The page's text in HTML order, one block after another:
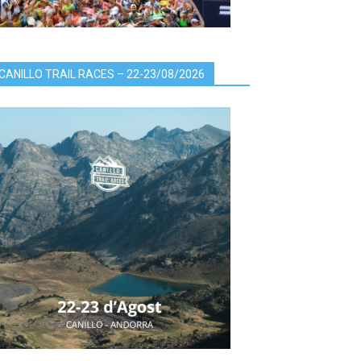
TRAIL RACES – 22-23/08/2026